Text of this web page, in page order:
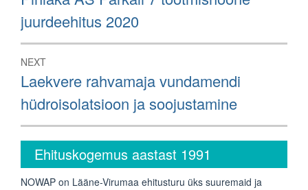
post:
juurdeehitus 2020
NEXT
Next
post:
Laekvere rahvamaja vundamendi
hüdroisolatsioon ja soojustamine
Ehituskogemus aastast 1991
NOWAP on Lääne-Virumaa ehitusturu üks suuremaid ja